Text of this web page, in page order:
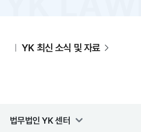
YK 최신 소식 및 자료
법무법인 YK센터